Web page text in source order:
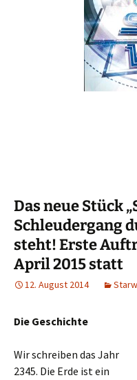
Das neue Stück
Schleudergang
steht! Erste
April 2015 statt
12. August 2014
Die Geschichte
Wir schreiben das Jahr
2345. Die Erde ist ein